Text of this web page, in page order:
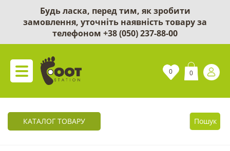
Будь ласка, перед тим, як зробити
замовлення, уточніть наявність товару за
телефоном +38 (050) 237-88-00
0 0
КАТАЛОГ ТОВАРУ Пошук